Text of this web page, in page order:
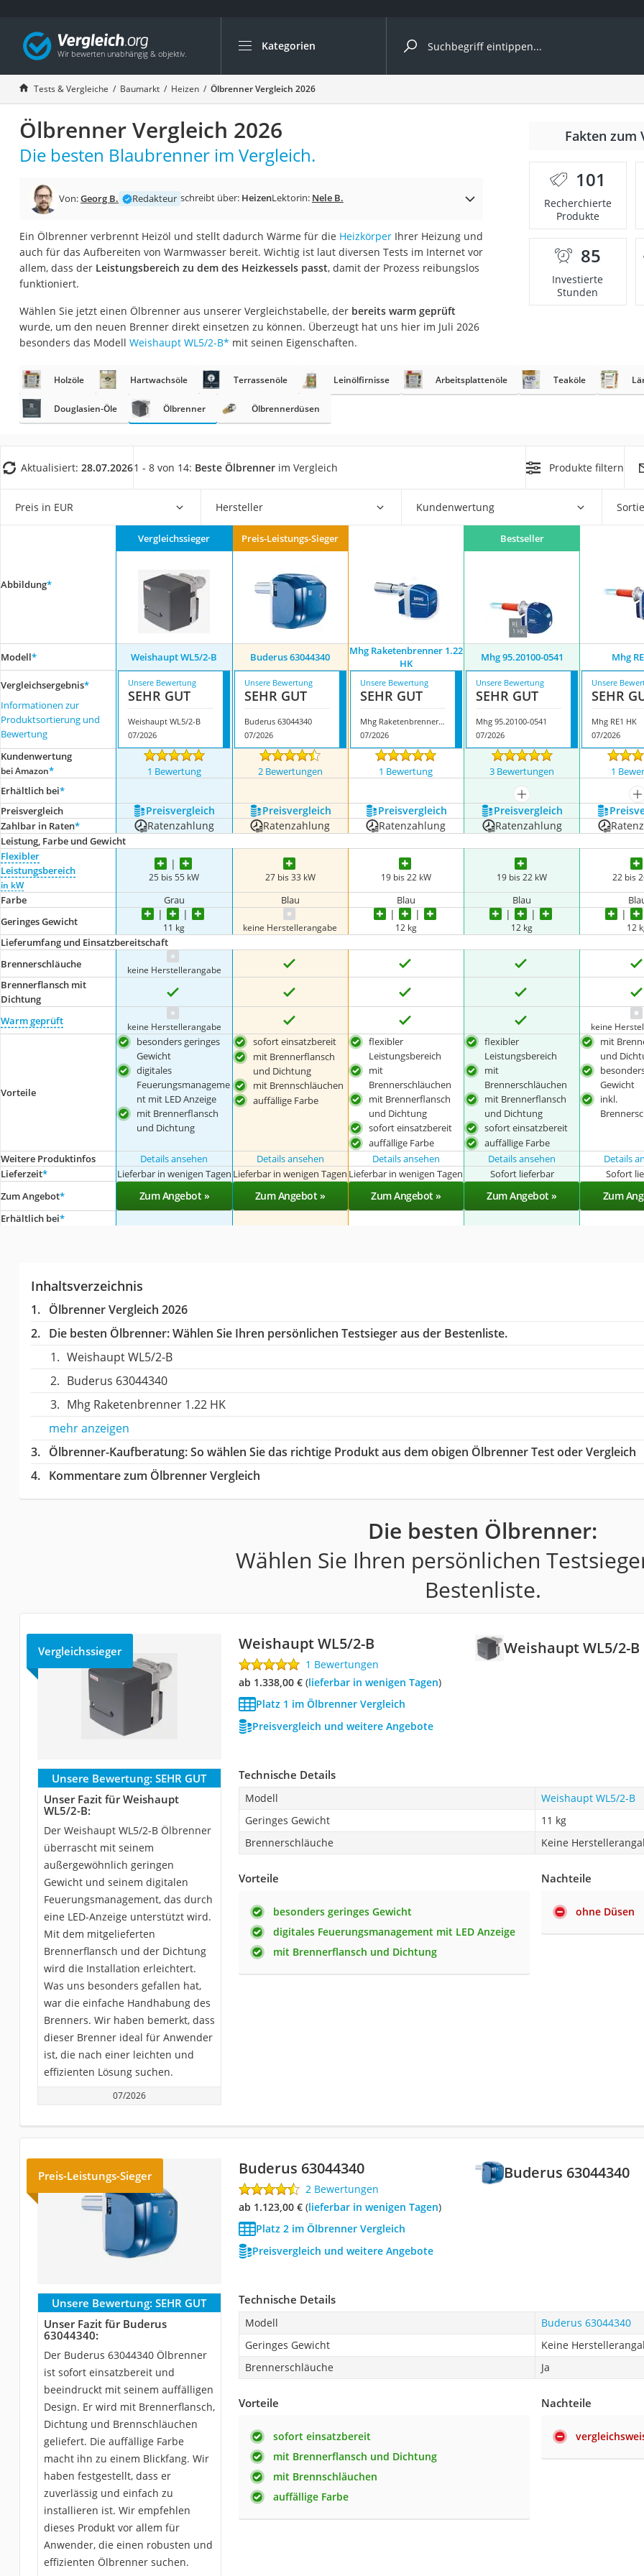
Kategorien
Die beliebtesten Vergleiche nach Kategorie
Baumarkt
Tresor feuerfest
Makita-Akku-Rasenmäher
Kappsäge
Smartes Türschloss
Akku-Rasentrimmer
Split-Klimaanlage 2 Innengeräte
Pelletofen
Tiefbrunnenpumpe
Fliesenschneider
Doppelschleifer
Überwachungskamera
Benzinrasenmäher mit Elektrostart
Löschdecke
Winterharte Palmen
Gasdurchlauferhitzer
Tests & Vergleiche Baumarkt Heizen Ölbrenner Vergleich 2026
Ölbrenner Vergleich 2026
Die besten Blaubrenner im Vergleich.
Von:Georg B. Redakteur schreibt über: HeizenLektorin: Nele B.
Ein Ölbrenner verbrennt Heizöl und stellt dadurch Wärme für die HeizkörperIhrer Heizung und
auch für das Aufbereiten von Warmwasser bereit. Wichtig ist laut diversen Tests im Internet vor
allem, dass der Leistungsbereich zu dem des Heizkessels passt, damit der Prozess reibungslos
funktioniert.
Wählen Sie jetzt einen Ölbrenner aus unserer Vergleichstabelle, der bereits warm geprüft
wurde, um den neuen Brenner direkt einsetzen zu können. Überzeugt hat uns hier im Juli 2026
besonders das Modell Weishaupt WL5/2-B* mit seinen Eigenschaften.
Fakten zum
101
Recherchierte
Produkte
85
Investierte
Stunden
Holzöle Hartwachsöle Terrassenöle Leinölfirnisse Arbeitsplattenöle Teaköle
Douglasien-Öle Ölbrenner Ölbrennerdüsen
Aktualisiert: 28.07.20261 - 8 von 14: Beste Ölbrenner im Vergleich Produkte filtern
Preis in EUR Hersteller Kundenwertung
Abbildung*
Vergleichssieger Preis-Leistungs-Sieger Bestseller
Modell* Weishaupt WL5/2-B Buderus 63044340
Mhg Raketenbrenner 1.22
HK
Mhg 95.20100-0541 Mhg
Vergleichsergebnis*
Informationen zur
Produktsortierung und
Bewertung
Unsere Bewertung
SEHR GUT
Weishaupt WL5/2-B
07/2026
Unsere Bewertung
SEHR GUT
Buderus 63044340
07/2026
Unsere Bewertung
SEHR GUT
Mhg Raketenbrenner 1.22 HK
07/2026
Unsere Bewertung
SEHR GUT
Mhg 95.20100-0541
07/2026
Unsere
SEHR
Mhg RE1 HK
07/2026
Kundenwertung
bei Amazon* 1 Bewertung 2 Bewertungen 1 Bewertung 3 Bewertungen
1
Erhältlich bei*
mehr anzeigen
Preis­vergleich
Preis­vergleich Preis­vergleich Preis­vergleich Preis­vergleich
Zahlbar in Raten* Ratenzahlung Ratenzahlung Ratenzahlung Ratenzahlung
Leistung, Farbe und Gewicht
Flexibler
Leistungsbereich
in kW
25 bis 55 kW 27 bis 33 kW 19 bis 22 kW 19 bis 22 kW 22 bis
Farbe Grau Blau Blau Blau
Geringes Gewicht
11 kg keine Herstellerangabe 12 kg 12 kg 12
Lieferumfang und Einsatzbereitschaft
Brennerschläuche
keine Herstellerangabe
Brennerflansch mit
Dichtung
Warm geprüft
keine Herstellerangabe keine
Vorteile
besonders geringes
Gewicht
digitales
Feuerungsmanageme
nt mit LED Anzeige
mit Brennerflansch
und Dichtung
sofort einsatzbereit
mit Brennerflansch
und Dichtung
mit Brennschläuchen
auffällige Farbe
flexibler
Leistungsbereich
mit
Brennerschläuchen
mit Brennerflansch
und Dichtung
sofort einsatzbereit
auffällige Farbe
flexibler
Leistungsbereich
mit
Brennerschläuchen
mit Brennerflansch
und Dichtung
sofort einsatzbereit
auffällige Farbe
mit
und
Gewicht
inkl.
Weitere Produktinfos Details ansehen Details ansehen Details ansehen Details ansehen
Details
Lieferzeit* Lieferbar in wenigen Tagen Lieferbar in wenigen Tagen Lieferbar in wenigen Tagen Sofort lieferbar
Sofort
Zum Angebot* Zum Angebot » Zum Angebot » Zum Angebot » Zum Angebot » Zum
Erhältlich bei*
Inhaltsverzeichnis
Ölbrenner Vergleich 2026
Die besten Ölbrenner:Wählen Sie Ihren persönlichen Testsieger aus der Bestenliste.
Weishaupt WL5/2-B
Buderus 63044340
Mhg Raketenbrenner 1.22 HK
mehr anzeigen
Ölbrenner-Kaufberatung: So wählen Sie das richtige Produkt aus dem obigen Ölbrenner Test oder Vergleich
Kommentare zum Ölbrenner Vergleich
Die besten Ölbrenner:
Wählen Sie Ihren persönlichen
Bestenliste.
Weishaupt WL5/2-B
Vergleichssieger Weishaupt WL5/2-B
1 Bewertungen
ab 1.338,00 €( Lieferbar in wenigen Tagen)
Platz 1 im Ölbrenner Vergleich
Preisvergleich und weitere Angebote
Unsere Bewertung: SEHR GUT
Unser Fazit für Weishaupt
WL5/2-B:
Der Weishaupt WL5/2-B Ölbrenner
überrascht mit seinem
außergewöhnlich geringen
Gewicht und seinem digitalen
Feuerungsmanagement, das durch
eine LED-Anzeige unterstützt wird.
Mit dem mitgelieferten
Brennerflansch und der Dichtung
wird die Installation erleichtert.
Was uns besonders gefallen hat,
war die einfache Handhabung des
Brenners. Wir haben bemerkt, dass
dieser Brenner ideal für Anwender
ist, die nach einer leichten und
effizienten Lösung suchen.
07/2026
Technische Details
Modell
Weishaupt WL5/2-B
Geringes Gewicht
11 kg
Brennerschläuche
Keine
Vorteile
besonders geringes Gewicht
digitales Feuerungsmanagement mit LED Anzeige
mit Brennerflansch und Dichtung
Nachteile
ohne Düsen
Buderus 63044340
Preis-Leistungs-Sieger Buderus 63044340
2 Bewertungen
ab 1.123,00 €( Lieferbar in wenigen Tagen)
Platz 2 im Ölbrenner Vergleich
Preisvergleich und weitere Angebote
Unsere Bewertung: SEHR GUT
Unser Fazit für Buderus
63044340:
Der Buderus 63044340 Ölbrenner
ist sofort einsatzbereit und
beeindruckt mit seinem auffälligen
Design. Er wird mit Brennerflansch,
Dichtung und Brennschläuchen
geliefert. Die auffällige Farbe
macht ihn zu einem Blickfang. Wir
haben festgestellt, dass er
zuverlässig und einfach zu
installieren ist. Wir empfehlen
dieses Produkt vor allem für
Anwender, die einen robusten und
effizienten Ölbrenner suchen.
Technische Details
Modell
Buderus 63044340
Geringes Gewicht
Keine
Brennerschläuche
Ja
Vorteile
sofort einsatzbereit
mit Brennerflansch und Dichtung
mit Brennschläuchen
auffällige Farbe
Nachteile